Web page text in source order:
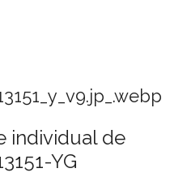
individual de
YG